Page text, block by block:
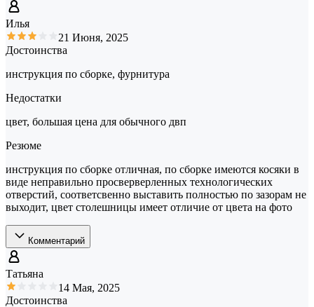
Илья
21 Июня, 2025
Достоинства
инструкция по сборке, фурнитура
Недостатки
цвет, большая цена для обычного двп
Резюме
инструкция по сборке отличная, по сборке имеются косяки в
виде неправильно просверверленных технологических
отверстий, соответсвенно выставить полностью по зазорам не
выходит, цвет столешницы имеет отличие от цвета на фото
Комментарий
Татьяна
14 Мая, 2025
Достоинства